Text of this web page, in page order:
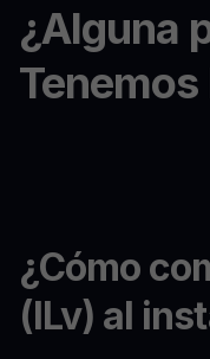
¿Alguna
¿Cómo
(ILv) al